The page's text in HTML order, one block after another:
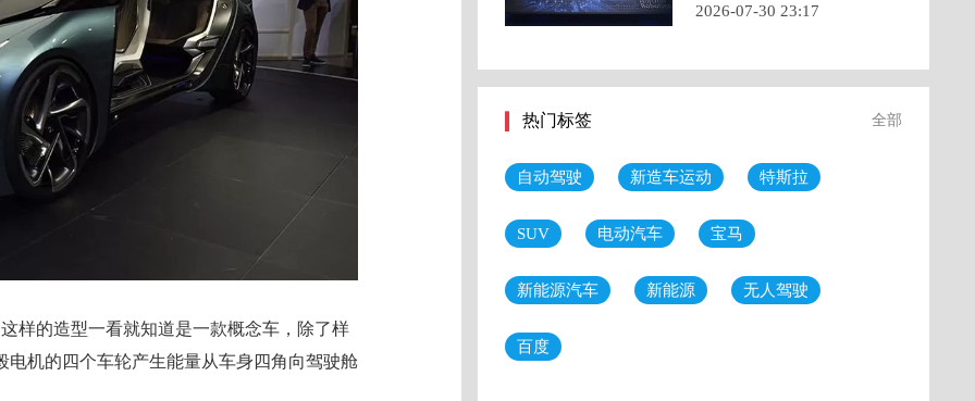
样的造型一看就知道是一款概念车，除了样
机的四个车轮产生能量从车身四角向驾驶舱
2026-07-30 23:17
热门标签 全部
自动驾驶 新造车运动 特斯拉
SUV 电动汽车 宝马
新能源汽车 新能源 无人驾驶
百度